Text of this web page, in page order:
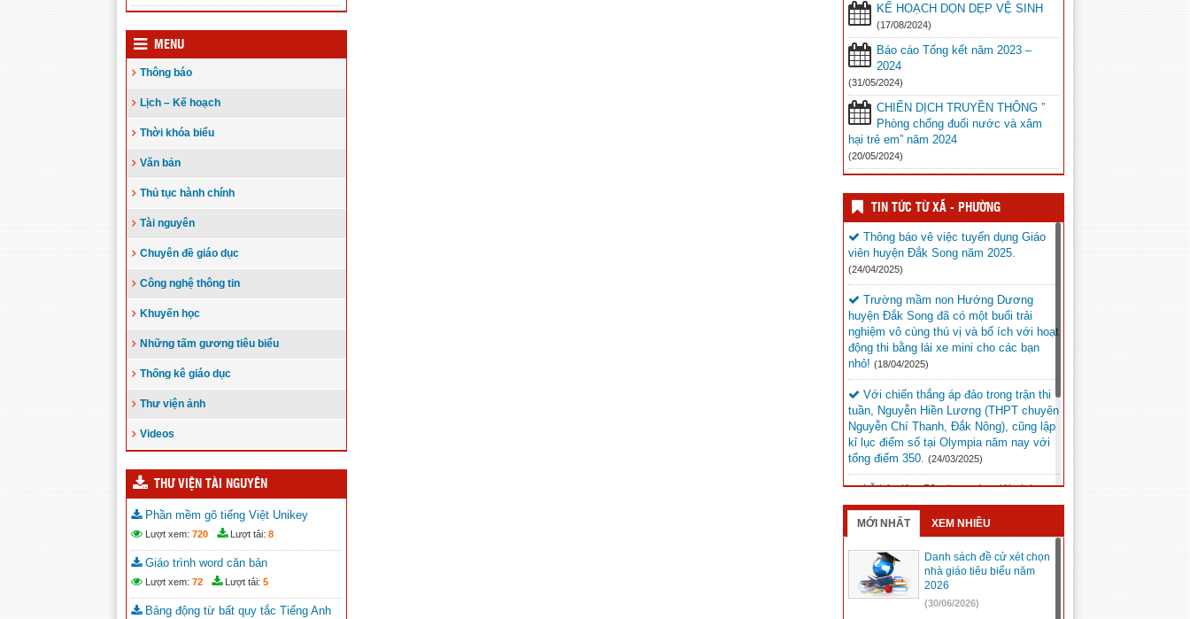
MENU
Thông báo
Lịch – Kế hoạch
Thời khóa biểu
Văn bản
Thủ tục hành chính
Tài nguyên
Chuyên đề giáo dục
Công nghệ thông tin
Khuyến học
Những tấm gương tiêu biểu
Thống kê giáo dục
Thư viện ảnh
Videos
THƯ VIỆN TÀI NGUYÊN
Phần mềm gõ tiếng Việt Unikey
Lượt xem: 720 Lượt tải: 8
Giáo trình word căn bản
Lượt xem: 72 Lượt tải: 5
Bảng động từ bất quy tắc Tiếng Anh
KẾ HOẠCH DỌN DẸP VỆ SINH
(17/08/2024)
Báo cáo Tổng kết năm 2023 –
2024
(31/05/2024)
CHIẾN DỊCH TRUYỀN THÔNG ”
Phòng chống đuối nước và xâm
hại trẻ em” năm 2024
(20/05/2024)
TIN TỨC TỪ XÃ - PHƯỜNG
Thông báo vê việc tuyển dụng Giáo
viên huyện Đắk Song năm 2025.
(24/04/2025)
Trường mầm non Hướng Dương
huyện Đắk Song đã có một buổi trải
nghiệm vô cùng thú vị và bổ ích với hoạt
động thi bằng lái xe mini cho các bạn
nhỏ! (18/04/2025)
Với chiến thắng áp đảo trong trận thi
tuần, Nguyễn Hiền Lương (THPT chuyên
Nguyễn Chí Thanh, Đắk Nông), cũng lập
kỉ lục điểm số tại Olympia năm nay với
tổng điểm 350. (24/03/2025)
Lễ kỷ niệm 50 năm ngày giải phóng
Đức Lập dự kiến sẽ diễn ra vào lúc 20h
ngày 9/3/2025 tại Quảng trường Đắk Mil.
Kỳ thi chọn học sinh giỏi trung học cơ
sở cấp tỉnh, năm học 2024 – 2025 tại
Hội đồng thi Đắk Song. (05/03/2025)
MỚI NHẤT XEM NHIỀU
Danh sách đề cử xét chọn
nhà giáo tiêu biểu năm
2026
(30/06/2026)